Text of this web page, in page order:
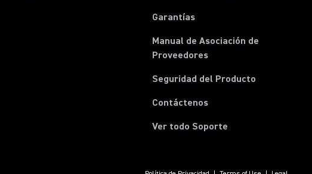
Garantías
Manual de Asociación de
Proveedores(Opens in a new tab)
Seguridad del Producto
Contáctenos(Opens in a new tab)
Ver todo Soporte